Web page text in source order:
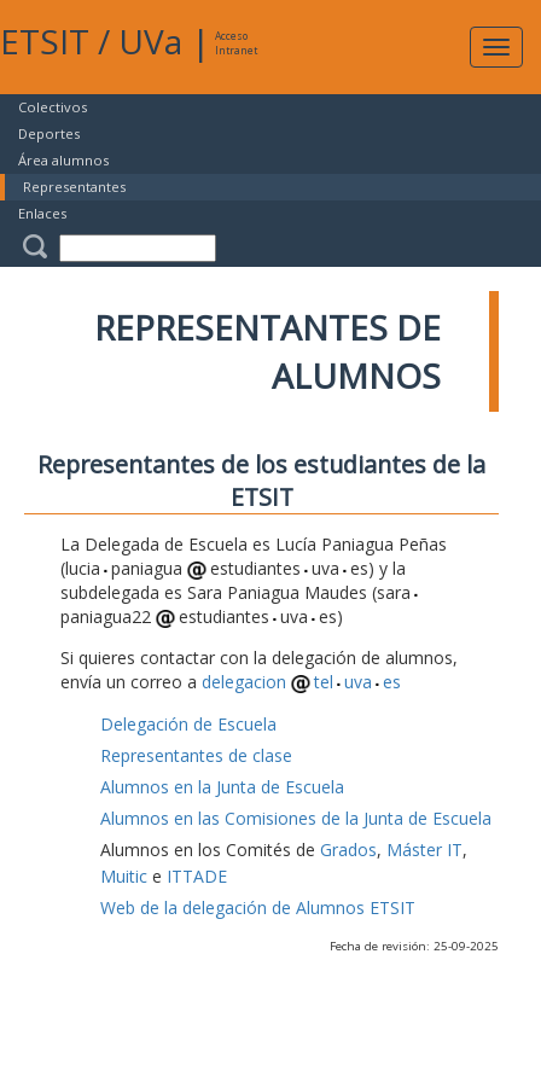
ETSIT / UVa |
Acceso
Intranet
Colectivos
Deportes
Área alumnos
Representantes
Enlaces
REPRESENTANTES DE
ALUMNOS
Representantes de los estudiantes de la
ETSIT
La Delegada de Escuela es Lucía Paniagua Peñas
(lucia paniagua estudiantes uva es) y la
subdelegada es Sara Paniagua Maudes (sara
paniagua22
estudiantes uva es)
Si quieres contactar con la delegación de alumnos,
envía un correo a delegacion tel uva es
Delegación de Escuela
Representantes de clase
Alumnos en la Junta de Escuela
Alumnos en las Comisiones de la Junta de Escuela
Alumnos en los Comités de Grados, Máster IT,
Muitic e ITTADE
Web de la delegación de Alumnos ETSIT
Fecha de revisión: 25-09-2025